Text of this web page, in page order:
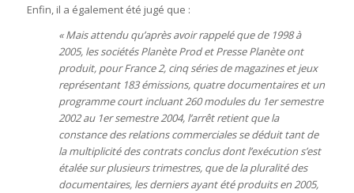
Enfin, il a également été jugé que :
« Mais attendu qu’après avoir rappelé que de 1998 à
2005, les sociétés Planète Prod et Presse Planète ont
produit, pour France 2, cinq séries de magazines et jeux
représentant 183 émissions, quatre documentaires et un
programme court incluant 260 modules du 1er semestre
2002 au 1er semestre 2004, l’arrêt retient que la
constance des relations commerciales se déduit tant de
la multiplicité des contrats conclus dont l’exécution s’est
étalée sur plusieurs trimestres, que de la pluralité des
documentaires, les derniers ayant été produits en 2005,